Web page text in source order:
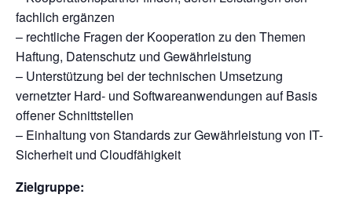
fachlich ergänzen
– rechtliche Fragen der Kooperation zu den Themen
Haftung, Datenschutz und Gewährleistung
– Unterstützung bei der technischen Umsetzung
vernetzter Hard- und Softwareanwendungen auf Basis
offener Schnittstellen
– Einhaltung von Standards zur Gewährleistung von IT-
Sicherheit und Cloudfähigkeit
Zielgruppe: